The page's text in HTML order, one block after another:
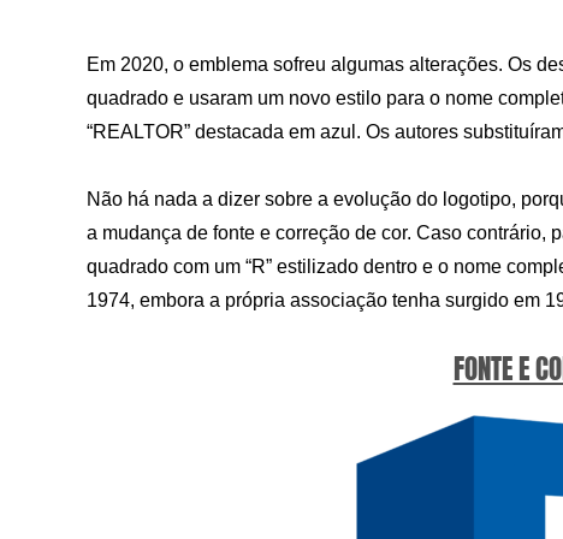
Em 2020, o emblema sofreu algumas alterações. Os
quadrado e usaram um novo estilo para o nome
“REALTOR” destacada em azul. Os autores
Não há nada a dizer sobre a evolução do logotipo,
a mudança de fonte e correção de cor. Caso contrário,
quadrado com um “R” estilizado dentro e o nome
1974, embora a própria associação tenha surgido em
FONTE E